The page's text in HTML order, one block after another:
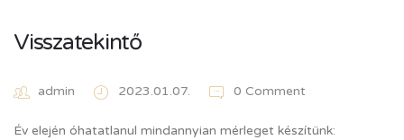
Visszatekintő
admin 2023.01.07. 0 Comment
Év elején óhatatlanul mindannyian mérleget készítünk: